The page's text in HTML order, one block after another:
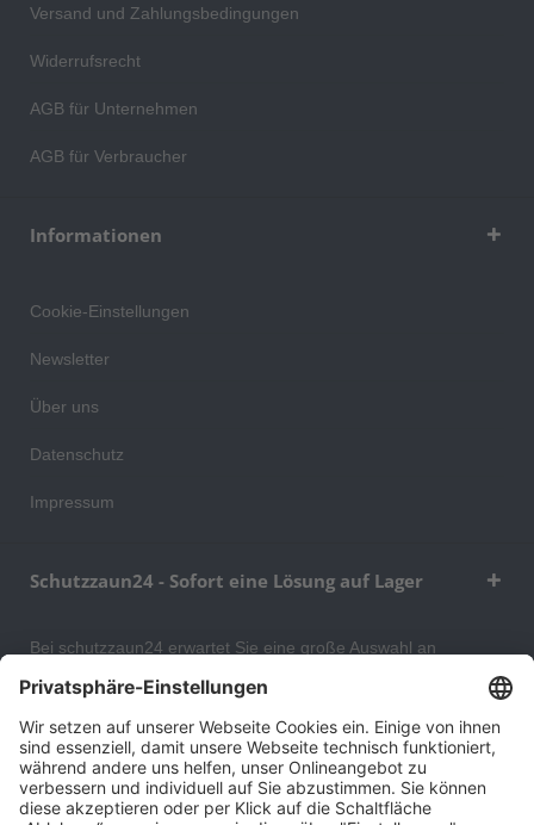
Versand und Zahlungsbedingungen
Widerrufsrecht
AGB für Unternehmen
AGB für Verbraucher
Informationen
Cookie-Einstellungen
Newsletter
Über uns
Datenschutz
Impressum
Schutzzaun24 - Sofort eine Lösung auf Lager
Bei schutzzaun24 erwartet Sie eine große Auswahl an
Schutzgittern, Schutzeinrichtungen, Absturzsicherungen und
auch Ihr Wohngebäude optimal organisieren und sichern
können. An unserem Versandlager bevorraten wir ein großes
Sortiment von Lagerartikeln, welche innerhalb von 48 Stunden